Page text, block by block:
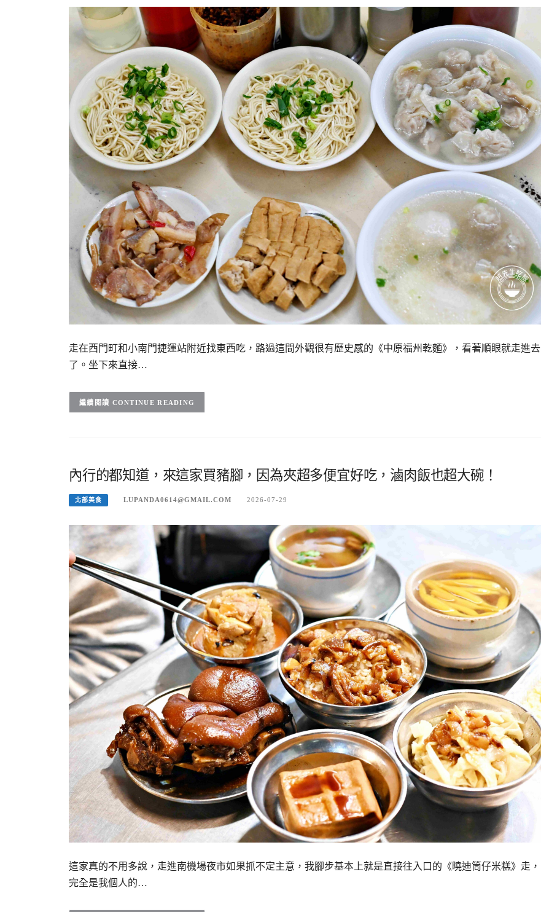
走在西門町和小南門捷運站附近找東西吃，路過這間外觀很有歷史感的《中原福州乾麵》，看著順眼就走進去
了。坐下來直接…
CONTINUE READING
內行的都知道，來這家買豬腳，因為夾超多便宜好吃，滷肉飯也超大碗！
北部美食 LUPANDA0614@GMAIL.COM 2026-07-29
這家真的不用多說，走進南機場夜市如果抓不定主意，我腳步基本上就是直接往入口的《曉迪筒仔米糕》走，
完全是我個人的…